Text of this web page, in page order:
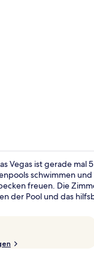
Vegas ist gerade
schwimmen
freuen. Die
der Pool und das